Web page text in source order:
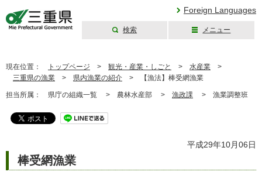
Foreign Languages
検索 メニュー
現在位置： トップページ > 観光・産業・しごと > 水産業 >
三重県の漁業 > 県内漁業の紹介 > 【漁法】棒受網漁業
担当所属： 県庁の組織一覧 > 農林水産部 > 漁政課 > 漁業調整班
平成29年10月06日
棒受網漁業